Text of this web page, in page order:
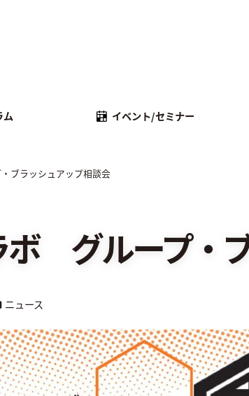
ム イベント/セミナー
ブラッシュアップ相談会
グループ・
ゴリー
ニュース